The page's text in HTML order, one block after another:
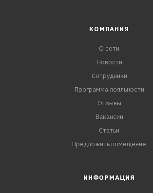
КОМПАНИЯ
О сети
Новости
Сотрудники
Программа лояльности
Отзывы
Вакансии
Статьи
Предложить помещение
ИНФОРМАЦИЯ